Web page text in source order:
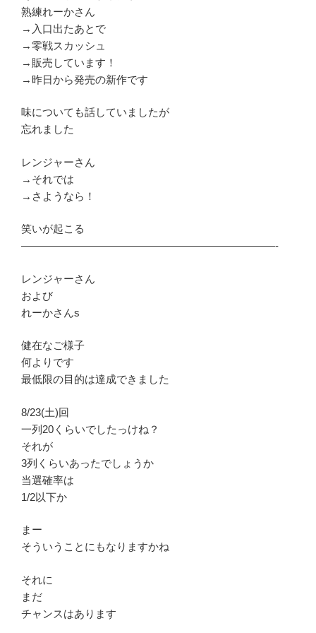
熟練れーかさん
→入口出たあとで
→零戦スカッシュ
→販売しています！
→昨日から発売の新作です
味についても話していましたが
忘れました
レンジャーさん
→それでは
→さようなら！
笑いが起こる
————————————————————————-
レンジャーさん
および
れーかさんs
健在なご様子
何よりです
最低限の目的は達成できました
8/23(土)回
一列20くらいでしたっけね？
それが
3列くらいあったでしょうか
当選確率は
1/2以下か
まー
そういうことにもなりますかね
それに
まだ
チャンスはあります